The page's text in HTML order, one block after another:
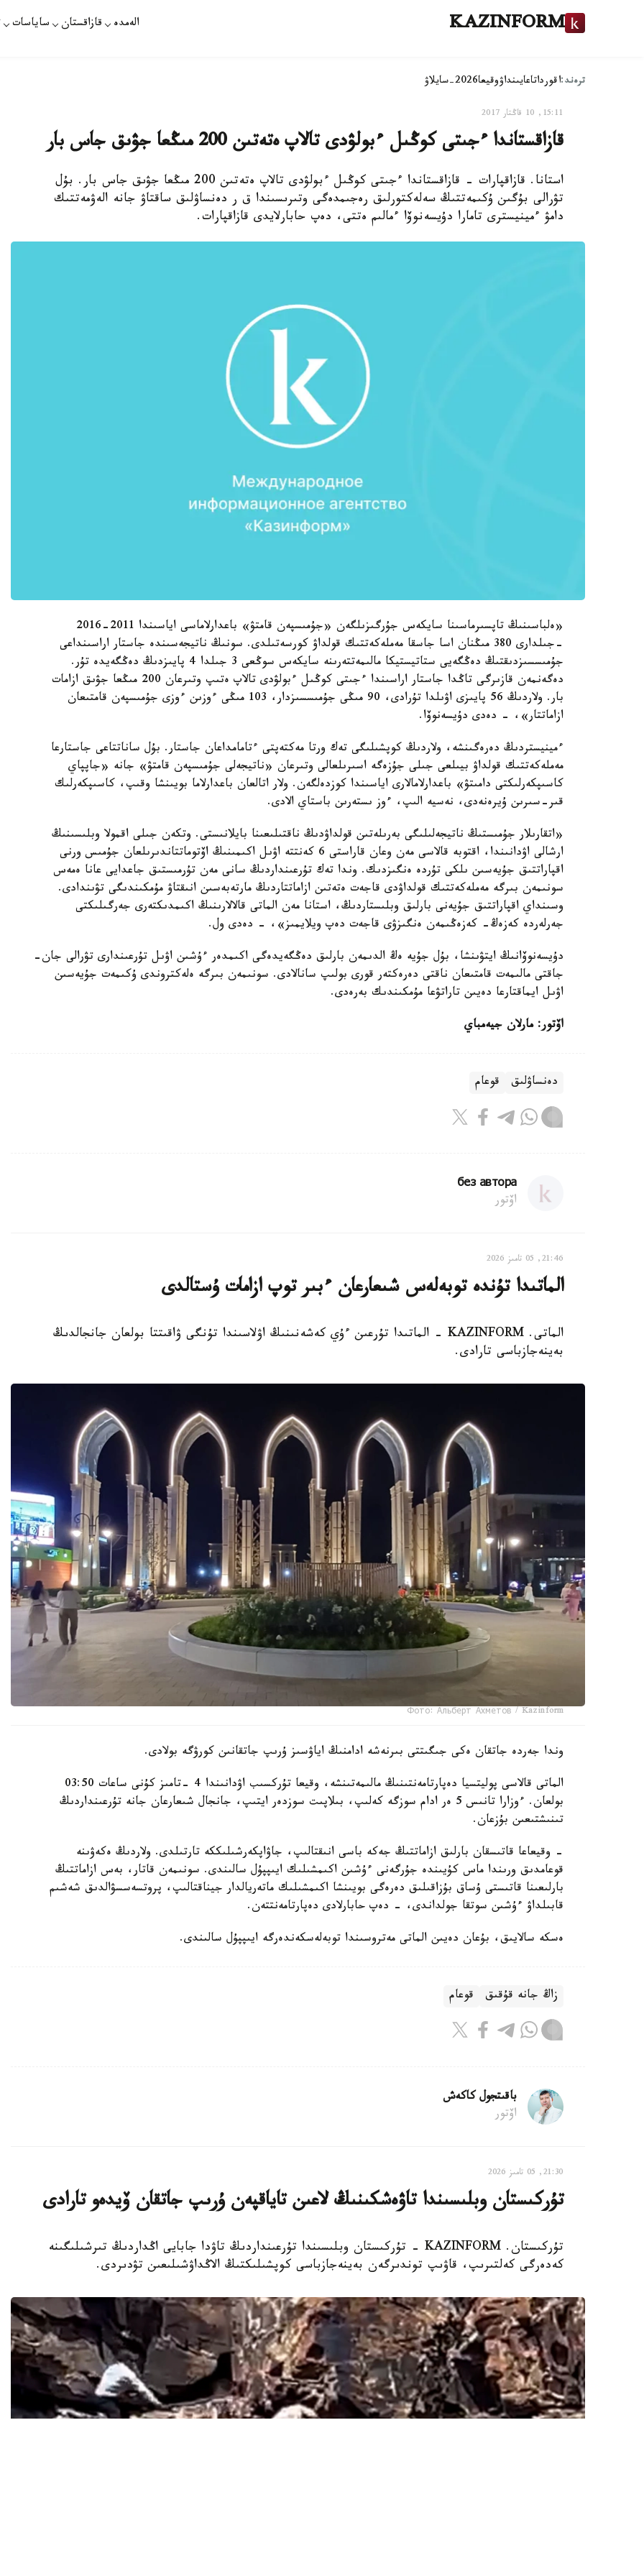
KAZINFORM الەمدە قازاقستان ساياسات
ترەند:اقورداتاعايىنداۋوقيعا2026-سايلاۋ
15:11, 10 قاڭتار 2017
قازاقستاندا ءجىتى كوڭىل ءبولۋدى تالاپ ەتەتىن 200 مىڭعا جۋىق جاس بار
استانا. قازاقپارات - قازاقستاندا ءجىتى كوڭىل ءبولۋدى تالاپ ەتەتىن 200 مىڭعا جۋىق جاس بار. بۇل
تۋرالى بۇگىن ۇكىمەتتىڭ سەلەكتورلىق رەجىمدەگى وتىرىسىندا ق ر دەنساۋلىق ساقتاۋ جانە الەۋمەتتىك
دامۋ ءمينيسترى تامارا دۇيسەنوۆا ءمالىم ەتتى، دەپ حابارلايدى قازاقپارات.
«ەلباسىنىڭ تاپسىرماسىنا سايكەس جۇرگىزىلگەن «جۇمىسپەن قامتۋ» باعدارلاماسى اياسىندا 2011-2016
-جىلدارى 380 مىڭنان اسا جاسقا مەملەكەتتىك قولداۋ كورسەتىلدى. سونىڭ ناتيجەسىندە جاستار اراسىنداعى
جۇمىسسىزدىقتىڭ دەڭگەيى ستاتيستيكا مالىمەتتەرىنە سايكەس سوڭعى 3 جىلدا 4 پايىزدىڭ دەڭگەيدە تۇر.
دەگەنمەن قازىرگى تاڭدا جاستار اراسىندا ءجىتى كوڭىل ءبولۋدى تالاپ ەتىپ وتىرعان 200 مىڭعا جۋىق ازامات
بار. ولاردىڭ 56 پايىزى اۋىلدا تۇرادى، 90 مىڭى جۇمىسسىزدار، 103 مىڭى ءوزىن ءوزى جۇمىسپەن قامتىعان
ازاماتتار»، - دەدى دۇيسەنوۆا.
ءمينيستردىڭ دەرەگىنشە، ولاردىڭ كوپشىلىگى تەك ورتا مەكتەپتى ءتامامداعان جاستار. بۇل ساناتتاعى جاستارعا
مەملەكەتتىك قولداۋ بيىلعى جىلى جۇزەگە اسىرىلعالى وتىرعان «ناتيجەلى جۇمىسپەن قامتۋ» جانە «جاپپاي
كاسىپكەرلىكتى دامىتۋ» باعدارلامالارى اياسىندا كوزدەلگەن. ولار اتالعان باعدارلاما بويىنشا وقىپ، كاسىپكەرلىك
قىر-سىرىن ۇيرەنەدى، نەسيە الىپ، ءوز ىستەرىن باستاي الادى.
«اتقارىلار جۇمىستىڭ ناتيجەلىلىگى بەرىلەتىن قولداۋدىڭ ناقتىلىعىنا بايلانىستى. وتكەن جىلى اقمولا وبلىسىنىڭ
ارشالى اۋدانىندا، اقتوبە قالاسى مەن وعان قاراستى 6 كەنتتە اۋىل اكىمىنىڭ اۆتوماتتاندىرىلعان جۇمىس ورنى
اقپاراتتىق جۇيەسىن ىلكى تۇردە ەنگىزدىك. وندا تەك تۇرعىنداردىڭ سانى مەن تۇرمىستىق جاعدايى عانا ەمەس
سونىمەن بىرگە مەملەكەتتىك قولداۋدى قاجەت ەتەتىن ازاماتتاردىڭ مارتەبەسىن انىقتاۋ مۇمكىندىگى تۋىندادى.
وسىنداي اقپاراتتىق جۇيەنى بارلىق وبلىستاردىڭ، استانا مەن الماتى قالالارىنىڭ اكىمدىكتەرى جەرگىلىكتى
جەرلەردە كەزەڭ- كەزەڭىمەن ەنگىزۋى قاجەت دەپ ويلايمىز»، - دەدى ول.
دۇيسەنوۆانىڭ ايتۋىنشا، بۇل جۇيە ەڭ الدىمەن بارلىق دەڭگەيدەگى اكىمدەر ءۇشىن اۋىل تۇرعىندارى تۋرالى جان-
جاقتى مالىمەت قامتىعان ناقتى دەرەكتەر قورى بولىپ سانالادى. سونىمەن بىرگە ەلەكتروندى ۇكىمەت جۇيەسىن
اۋىل ايماقتارعا دەيىن تاراتۋعا مۇمكىندىك بەرەدى.
اۆتور: مارلان جيەمباي
دەنساۋلىق قوعام
без автора
اۆتور
21:46, 05 تامىز 2026
الماتىدا تۇندە توبەلەس شىعارعان ءبىر توپ ازامات ۇستالدى
الماتى. KAZINFORM - الماتىدا تۇرعىن ءۇي كەشەنىنىڭ اۋلاسىندا تۇنگى ۋاقىتتا بولعان جانجالدىڭ
بەينەجازباسى تارادى.
Фото: Альберт Ахметов / Kazinform
وندا جەردە جاتقان ەكى جىگىتتى بىرنەشە ادامنىڭ اياۋسىز ۇرىپ جاتقانىن كورۋگە بولادى.
الماتى قالاسى پوليتسيا دەپارتامەنتىنىڭ مالىمەتىنشە، وقيعا تۇركسىب اۋدانىندا 4 -تامىز كۇنى ساعات 03:50
بولعان. ءوزارا تانىس 5 ەر ادام سوزگە كەلىپ، بىلاپىت سوزدەر ايتىپ، جانجال شىعارعان جانە تۇرعىنداردىڭ
تىنىشتىعىن بۇزعان.
- وقيعاعا قاتىسقان بارلىق ازاماتتىڭ جەكە باسى انىقتالىپ، جاۋاپكەرشىلىككە تارتىلدى. ولاردىڭ ەكەۋىنە
قوعامدىق ورىندا ماس كۇيىندە جۇرگەنى ءۇشىن اكىمشىلىك ايىپپۇل سالىندى. سونىمەن قاتار، بەس ازاماتتىڭ
بارلىعىنا قاتىستى ۇساق بۇزاقىلىق دەرەگى بويىنشا اكىمشىلىك ماتەريالدار جيناقتالىپ، پروتسەسسۋالدىق شەشىم
قابىلداۋ ءۇشىن سوتقا جولداندى، - دەپ حابارلادى دەپارتامەنتتەن.
ەسكە سالايىق، بۇعان دەيىن الماتى مەتروسىندا توبەلەسكەندەرگە ايىپپۇل سالىندى.
زاڭ جانە قۇقىق قوعام
باقىتجول كاكەش
اۆتور
21:30, 05 تامىز 2026
تۇركىستان وبلىسىندا تاۋەشكىنىڭ لاعىن تاياقپەن ۇرىپ جاتقان ۆيدەو تارادى
تۇركىستان. KAZINFORM - تۇركىستان وبلىسىندا تۇرعىنداردىڭ تاۋدا جابايى اڭداردىڭ تىرشىلىگىنە
كەدەرگى كەلتىرىپ، قاۋىپ توندىرگەن بەينەجازباسى كوپشىلىكتىڭ الاڭداۋشىلىعىن تۋدىردى.